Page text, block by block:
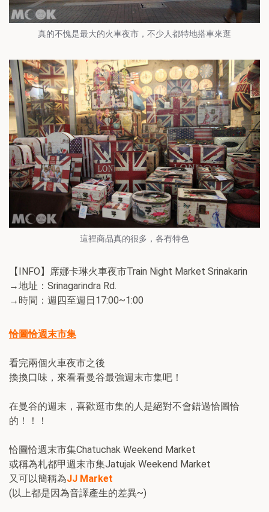
真的不愧是最大的火車夜市，不少人都特地搭車來逛
這裡商品真的很多，各有特色
【INFO】席娜卡琳火車夜市Train Night Market Srinakarin
→地址：Srinagarindra Rd.
→時間：週四至週日17:00~1:00
恰圖恰週末市集
看完兩個火車夜市之後
換換口味，來看看曼谷最強週末市集吧！
在曼谷的週末，喜歡逛市集的人是絕對不會錯過恰圖恰
的！！！
恰圖恰週末市集Chatuchak Weekend Market
或稱為札都甲週末市集Jatujak Weekend Market
又可以簡稱為JJ Market
(以上都是因為音譯產生的差異~)